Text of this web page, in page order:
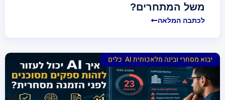
משל המתחרים?
לכתבה המלאה
יבוא מסחרי ובינה מלאכותית AI ,כלים